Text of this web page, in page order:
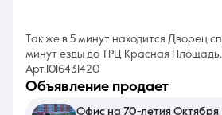
Так же в 5 минут находится Дворец
минут езды до ТРЦ Красная Площадь.
Арт.1016431420
объявление продает
Офис на 70-летия Октября